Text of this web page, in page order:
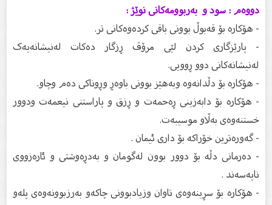
دووەم : سود و بەربوومەکانی نوێژ :
- هۆکارە بۆ قەبوڵ بوونی باقی کردەوەکانی تر.
- پارێزگاری کردن لێی مرۆڤ ڕزگار دەکات لەنیشانەیەک
لەنیشانەکانی دوو ڕوویی.
- هۆکارە بۆ دڵدانەوە وبەهێز بوونی باوەڕ وڕوناکی دەم وچاو.
- هۆکارە بۆ دابەزینی ڕەحمەت و ڕزق و پاراستنی نیعمەت ودوور
خستنەوەی بەڵاو موسیبەت.
- گەورەترین خۆراکە بۆ داری ئیمان .
- دەرمانی دڵە بۆ دوور بوون لەگومان و بەدڕەوشتی و ئارەزووی
ناپەسەند .
- هۆکارە بۆ سڕینەوەی تاوان وزیادبوونی چاکەو بەرزبوونەوەی پلەو